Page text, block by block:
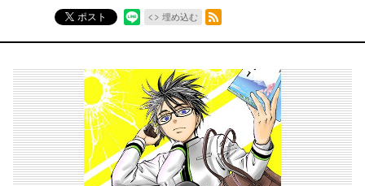
ポスト 埋め込む
RSSフィード